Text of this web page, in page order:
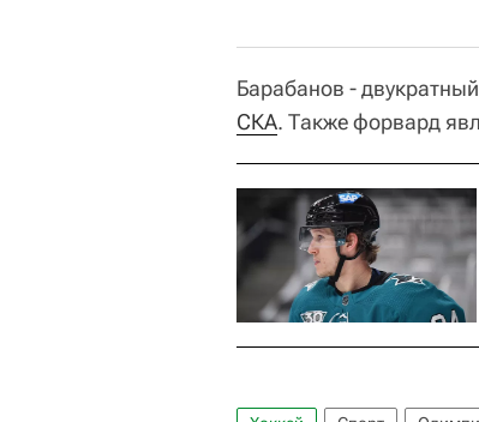
Барабанов -
СКА. Также форвард